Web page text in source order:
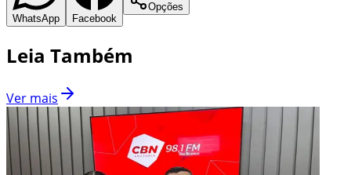
WhatsApp Facebook
Opções
Leia Também
Ver mais